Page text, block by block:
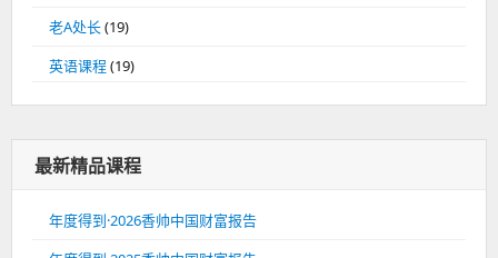
老A处长(19)
英语课程(19)
最新精品课程
年度得到·2026香帅中国财富报告